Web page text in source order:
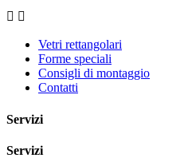
 
Vetri rettangolari
Forme speciali
Consigli di montaggio
Contatti
Servizi
Servizi